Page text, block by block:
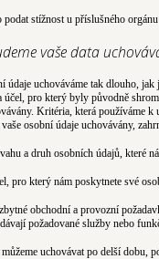
podat stížnost u příslušného orgánu
vaše data
údaje uchováváme tak dlouho, jak
účel, pro který byly původně
Kritéria, která používáme k
osobní údaje uchovávány,
a druh osobních údajů, které
pro který nám poskytnete své
obchodní a provozní
požadované služby nebo
můžeme uchovávat po delší dobu,